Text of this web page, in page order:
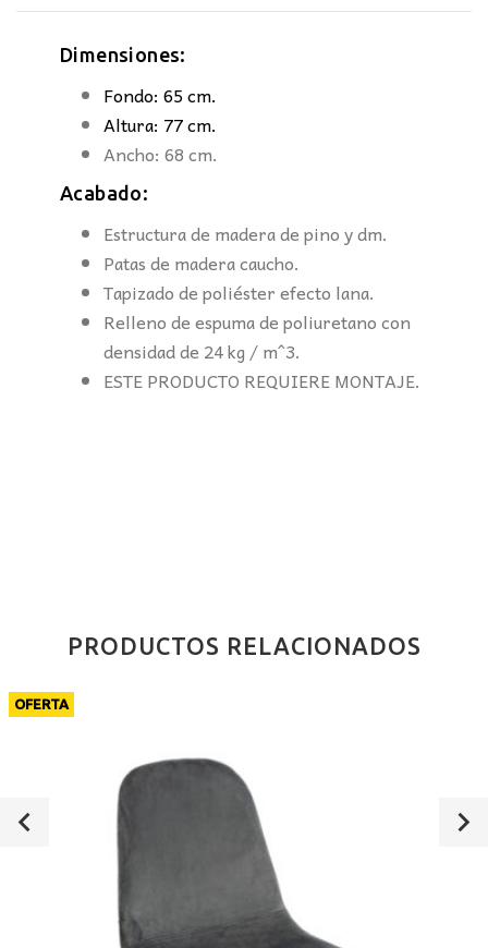
Dimensiones:
Fondo: 65 cm.
Altura: 77 cm.
Ancho: 68 cm.
Acabado:
Estructura de madera de pino y dm.
Patas de madera caucho.
Tapizado de poliéster efecto lana.
Relleno de espuma de poliuretano con
densidad de 24 kg / m^3.
ESTE PRODUCTO REQUIERE MONTAJE.
PRODUCTOS RELACIONADOS
OFERTA